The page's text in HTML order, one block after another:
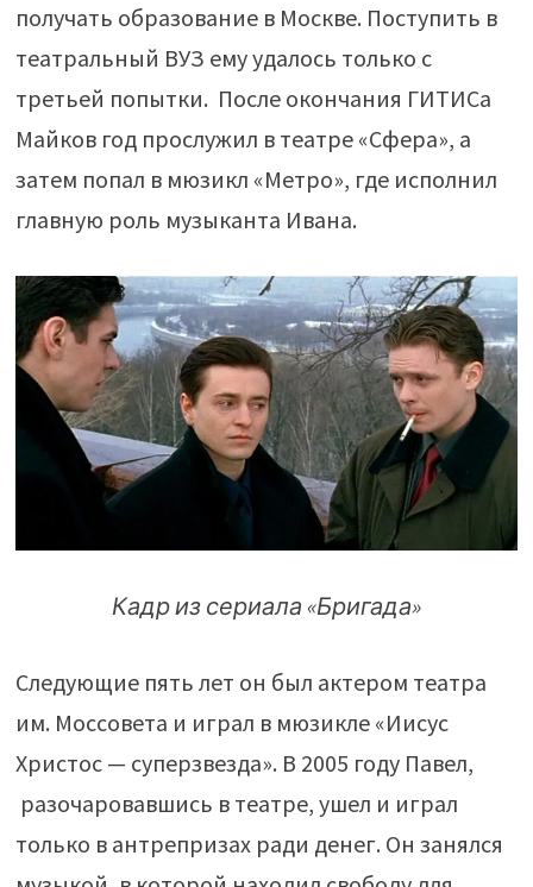
получать образование в Москве. Поступить в
театральный ВУЗ ему удалось только с
третьей попытки. После окончания ГИТИСа
Майков год прослужил в театре «Сфера», а
затем попал в мюзикл «Метро», где исполнил
главную роль музыканта Ивана.
Кадр из сериала «Бригада»
Следующие пять лет он был актером театра
им. Моссовета и играл в мюзикле «Иисус
Христос — суперзвезда». В 2005 году Павел,
разочаровавшись в театре, ушел и играл
только в антрепризах ради денег. Он занялся